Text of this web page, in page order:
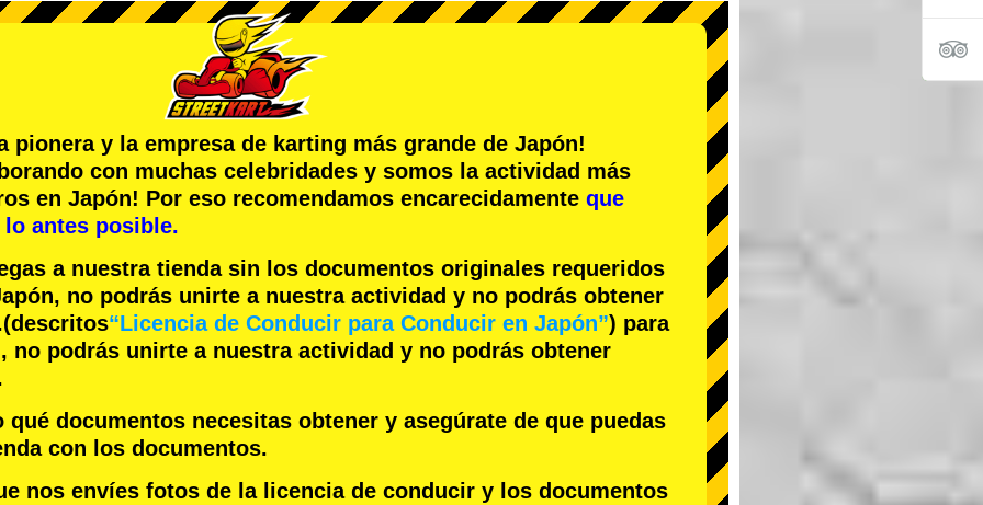
pioneray la empresa de karting más grande de Japón!
con muchas celebridades y somos la actividad más
en Japón! Por eso recomendamos encarecidamente que
lo antes posible.
a nuestra tienda sin los documentos originales requeridos
no podrás unirte a nuestra actividad y no podrás obtener
(descritos“Licencia de Conducir para Conducir en Japón”) para
no podrás unirte a nuestra actividad y no podrás obtener
qué documentos necesitas obtener y asegúrate de que puedas
con los documentos.
nos envíes fotos de la licencia de conducir y los documentos